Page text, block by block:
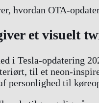
hvordan OTA-
et visuelt
i Tesla-opdatering
til et neon-
personlighed til